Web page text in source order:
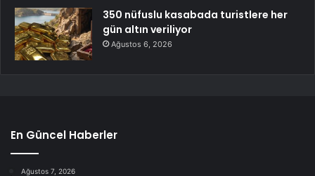
350 nüfuslu kasabada turistlere her
gün altın veriliyor
Ağustos 6, 2026
En Güncel Haberler
Ağustos 7, 2026